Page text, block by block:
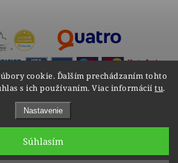
cookie. Ďalším prechádzaním tohto
s ich používaním. Viac informáciítu.
Nastavenie
Súhlasím